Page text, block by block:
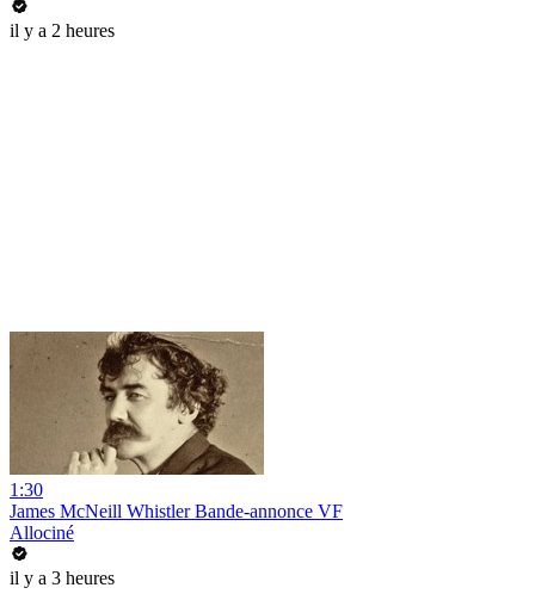
il y a 2 heures
1:30
James McNeill Whistler Bande-annonce VF
Allociné
il y a 3 heures